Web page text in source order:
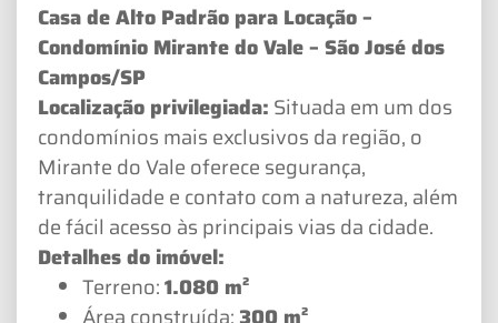
Casa de Alto Padrão para Locação –
Condomínio Mirante do Vale – São José dos
Campos/SP
Localização privilegiada: Situada em um dos
condomínios mais exclusivos da região, o
Mirante do Vale oferece segurança,
tranquilidade e contato com a natureza, além
de fácil acesso às principais vias da cidade.
Detalhes do imóvel:
Terreno:1.080 m²